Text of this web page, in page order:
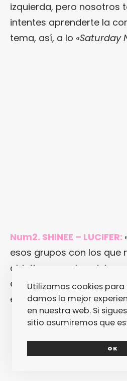
izquierda, pero nosotros
intentes aprenderte la
tema, así, a lo «Saturday
Num2. SHINEE – LUCIFER:
esos grupos con los que
objetivos, y pobre del
ellos… Este es uno de
eso lo sabe hasta el tato.»
Utilizamos cookies
damos la mejor
en nuestra web. Si
sitio asumiremos que
OK